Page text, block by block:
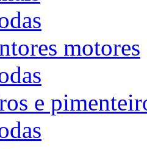
motores
e